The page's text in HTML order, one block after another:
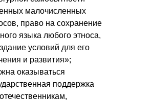
малочисленных
право на сохранение
языка любого этноса,
условий для его
и развития»;
оказываться
поддержка